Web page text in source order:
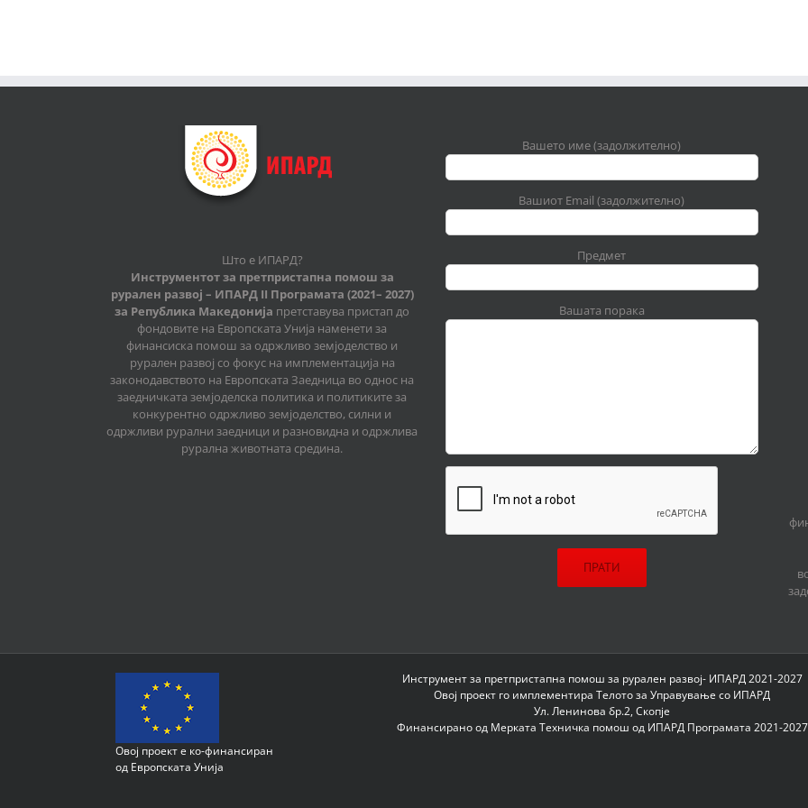
Што е ИПАРД?
Инструментот за претпристапна помош за
рурален развој – ИПАРД II Програмата (2021– 2027)
за Република Македонија претставува пристап до
фондовите на Европската Унија наменети за
финансиска помош за одржливо земјоделство и
рурален развој со фокус на имплементација на
законодавството на Европската Заедница во однос на
заедничката земјоделска политика и политиките за
конкурентно одржливо земјоделство, силни и
одржливи рурални заедници и разновидна и одржлива
рурална животната средина.
Вашето име (задолжително)
Вашиот Email (задолжително)
Предмет
Вашата порака
Овој проект е ко-финансиран
од Европската Унија
Инструмент за претпристапна помош за рурален развој- ИПАРД 2021-2027
Овој проект го имплементира Телото за Управување со ИПАРД
Ул. Ленинова бр.2, Скопје
Финансирано од Мерката Техничка помош од ИПАРД Програмата 2021-2027